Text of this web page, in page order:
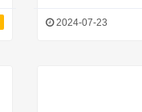
车,马车,运载工具用
2024-07-23